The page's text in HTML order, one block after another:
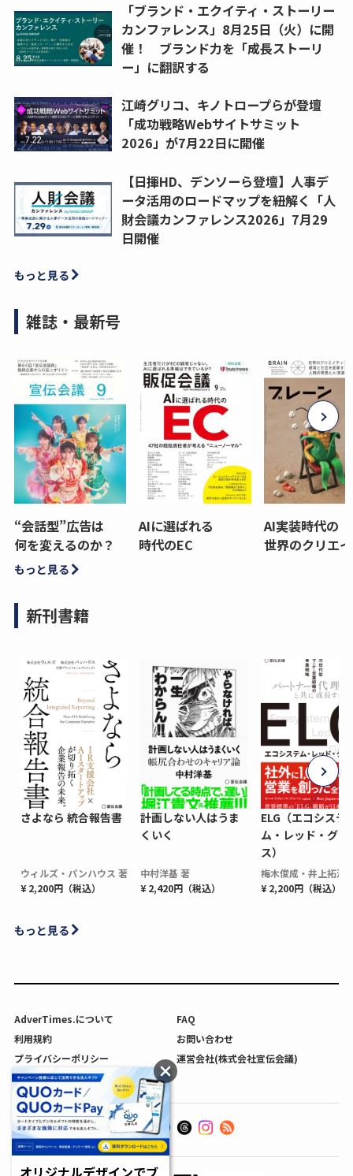
「ブランド・エクイティ・ストーリー
カンファレンス」8月25日（火）に開
催！ ブランド力を「成長ストーリ
ー」に翻訳する
江崎グリコ、キノトロープらが登壇
「成功戦略Webサイトサミット
2026」が7月22日に開催
【日揮HD、デンソーら登壇】人事デ
ータ活用のロードマップを紐解く「人
財会議カンファレンス2026」7月29
日開催
もっと見る
雑誌・最新号
“会話型”広告は
何を変えるのか？
AIに選ばれる
時代のEC
AI実装時代の
世界のクリエ
もっと見る
新刊書籍
さよなら 統合報告書
ウィルズ・パンハウス 著
¥ 2,200円（税込）
計画しない人はうま
くいく
中村洋基 著
¥ 2,420円（税込）
ELG（エコシステ
ム・レッド・グロ
ス）
梅木俊成・井上拓海
¥ 2,200円（税込）
もっと見る
AdverTimes.について
FAQ
利用規約
お問い合わせ
プライバシーポリシー
運営会社(株式会社宣伝会議)
利用者情報の外部送信について
オリジナルデザインでブ